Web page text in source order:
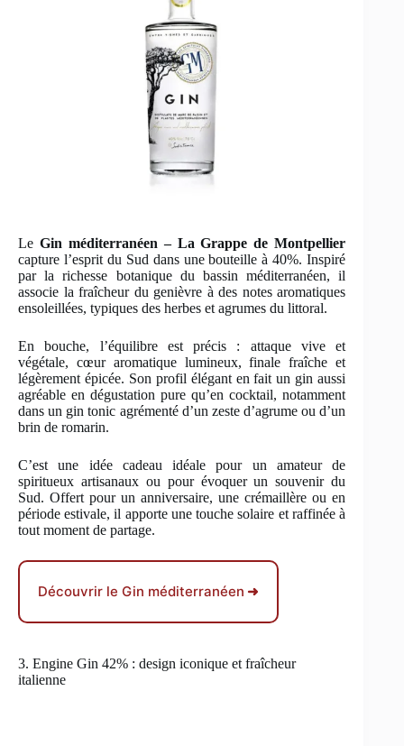
Le Gin méditerranéen – La Grappe de Montpellier
capture l’esprit du Sud dans une bouteille à 40%. Inspiré
par la richesse botanique du bassin méditerranéen, il
associe la fraîcheur du genièvre à des notes aromatiques
ensoleillées, typiques des herbes et agrumes du littoral.
En bouche, l’équilibre est précis : attaque vive et
végétale, cœur aromatique lumineux, finale fraîche et
légèrement épicée. Son profil élégant en fait un gin aussi
agréable en dégustation pure qu’en cocktail, notamment
dans un gin tonic agrémenté d’un zeste d’agrume ou d’un
brin de romarin.
C’est une idée cadeau idéale pour un amateur de
spiritueux artisanaux ou pour évoquer un souvenir du
Sud. Offert pour un anniversaire, une crémaillère ou en
période estivale, il apporte une touche solaire et raffinée à
tout moment de partage.
Découvrir le Gin méditerranéen ➜
3. Engine Gin 42% : design iconique et fraîcheur
italienne